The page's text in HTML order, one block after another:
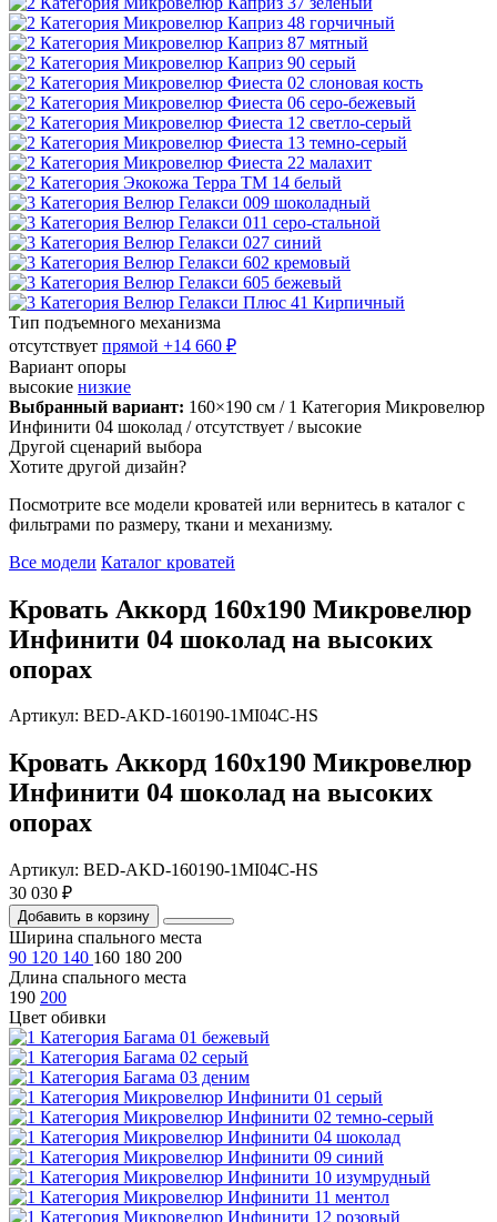
Тип подъемного механизма
отсутствует прямой +14 660 ₽
Вариант опоры
высокие низкие
Выбранный вариант: 160×190 см / 1 Категория Микровелюр
Инфинити 04 шоколад / отсутствует / высокие
Другой сценарий выбора
Хотите другой дизайн?
Посмотрите все модели кроватей или вернитесь в каталог с
фильтрами по размеру, ткани и механизму.
Все модели Каталог кроватей
Кровать Аккорд 160х190 Микровелюр
Инфинити 04 шоколад на высоких
опорах
Артикул: BED-AKD-160190-1MI04C-HS
Кровать Аккорд 160х190 Микровелюр
Инфинити 04 шоколад на высоких
опорах
Артикул: BED-AKD-160190-1MI04C-HS
30 030 ₽
Добавить в корзину
Ширина спального места
90 120 140 160 180 200
Длина спального места
190 200
Цвет обивки